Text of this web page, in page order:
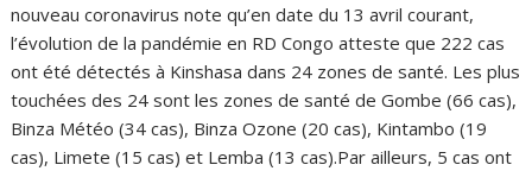
nouveau coronavirus note qu’en date du 13 avril courant,
l’évolution de la pandémie en RD Congo atteste que 222 cas
ont été détectés à Kinshasa dans 24 zones de santé. Les plus
touchées des 24 sont les zones de santé de Gombe (66 cas),
Binza Météo (34 cas), Binza Ozone (20 cas), Kintambo (19
cas), Limete (15 cas) et Lemba (13 cas).Par ailleurs, 5 cas ont